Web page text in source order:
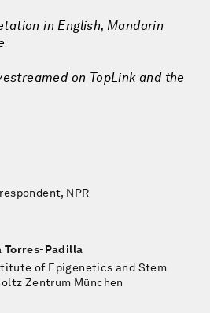
in English, Mandarin
on TopLink and the
NPR
Torres-Padilla
of Epigenetics and Stem
Zentrum München